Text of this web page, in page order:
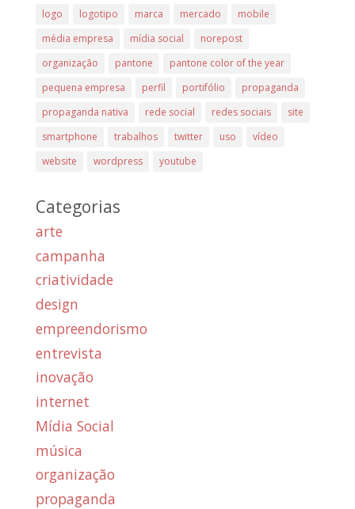
logo
logotipo marca mercado
mobile
média empresa
mídia social
norepost
organização
pantone
pantone color of the year
pequena empresa
perfil portifólio
propaganda
propaganda nativa
rede social redes sociais
site
smartphone
trabalhos twitter uso
vídeo
website
wordpress youtube
Categorias
arte
campanha
criatividade
design
empreendorismo
entrevista
inovação
internet
Mídia Social
música
organização
propaganda